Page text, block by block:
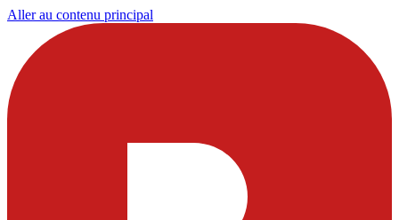
Aller au contenu principal